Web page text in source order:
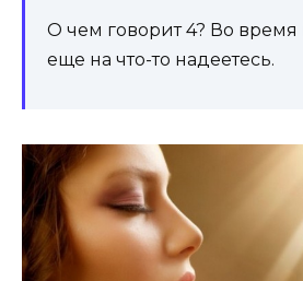
О чем говорит 4? Во время
еще на что-то на­де­етесь.